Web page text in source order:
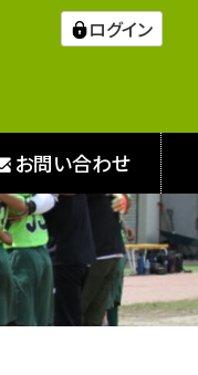
ログイン
お問い合わせ